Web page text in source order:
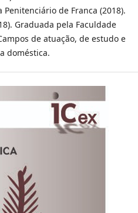
de Franca (2018).
Graduada pela Faculdade
de atuação, de estudo e
doméstica.